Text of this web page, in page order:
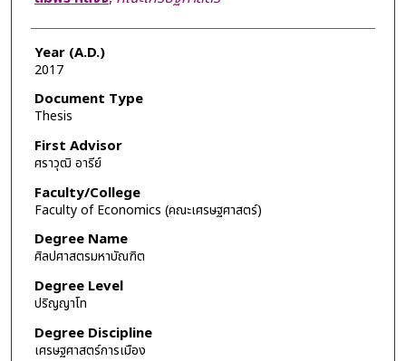
Year (A.D.)
2017
Document Type
Thesis
First Advisor
ศราวุฒิ อารีย์
Faculty/College
Faculty of Economics (คณะเศรษฐศาสตร์)
Degree Name
ศิลปศาสตรมหาบัณฑิต
Degree Level
ปริญญาโท
Degree Discipline
เศรษฐศาสตร์การเมือง